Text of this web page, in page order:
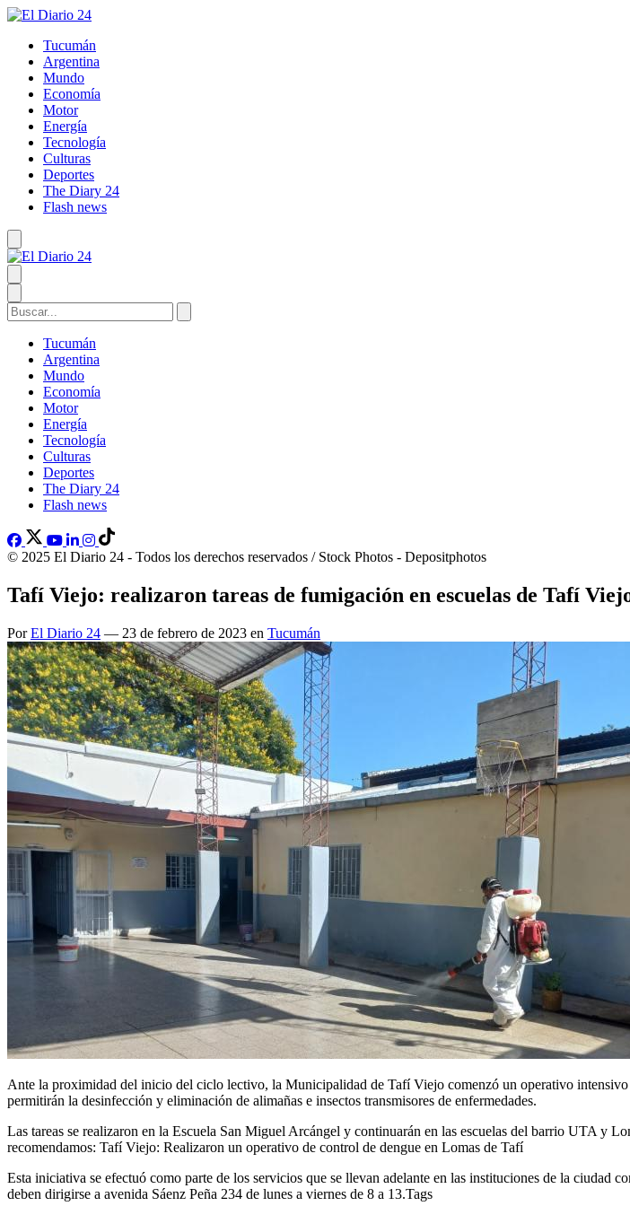
Tucumán
Argentina
Mundo
Economía
Motor
Energía
Tecnología
Culturas
Deportes
The Diary 24
Flash news
Tucumán
Argentina
Mundo
Economía
Motor
Energía
Tecnología
Culturas
Deportes
The Diary 24
Flash news
© 2025 El Diario 24 - Todos los derechos reservados / Stock Photos - Depositphotos
Tafí Viejo: realizaron tareas de fumigación en escuelas de Tafí
PorEl Diario 24 — 23 de febrero de 2023 en Tucumán
Ante la proximidad del inicio del ciclo lectivo, la Municipalidad de Tafí Viejo comenzó un operativo
permitirán la desinfección y eliminación de alimañas e insectos transmisores de enfermedades.
Las tareas se realizaron en la Escuela San Miguel Arcángel y continuarán en las escuelas del barrio UTA y
recomendamos: Tafí Viejo: Realizaron un operativo de control de dengue en Lomas de Tafí
Esta iniciativa se efectuó como parte de los servicios que se llevan adelante en las instituciones de la ciudad
deben dirigirse a avenida Sáenz Peña 234 de lunes a viernes de 8 a 13.Tags